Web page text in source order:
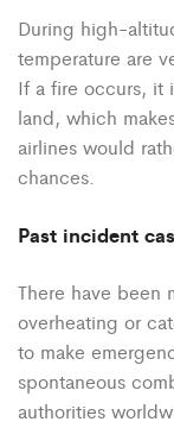
During high-
temperature are
If a fire occurs, it
land, which
airlines would
chances.
Past incident
There have been
overheating or
to make
spontaneous
authorities